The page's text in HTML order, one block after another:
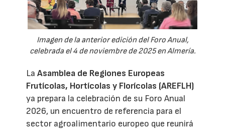
Imagen de la anterior edición del Foro Anual,
celebrada el 4 de noviembre de 2025 en Almería.
LaAsamblea de Regiones Europeas
Frutícolas, Hortícolas y Florícolas (AREFLH)
ya prepara la celebración de su Foro Anual
2026, un encuentro de referencia para el
sector agroalimentario europeo que reunirá